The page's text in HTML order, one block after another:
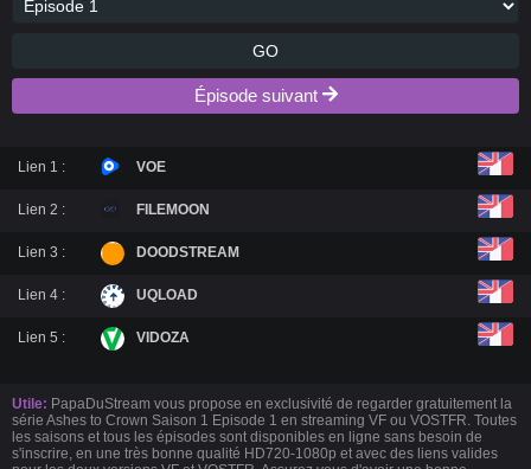
GO
Épisode suivant
Lien 1 : VOE
Lien 2 : FILEMOON
Lien 3 : DOODSTREAM
Lien 4 : UQLOAD
Lien 5 : VIDOZA
Utile: PapaDuStream vous propose en exclusivité de regarder gratuitement la
série Ashes to Crown Saison 1 Episode 1 en streaming VF ou VOSTFR. Toutes
les saisons et tous les épisodes sont disponibles en ligne sans besoin de
s'inscrire, en une très bonne qualité HD720-1080p et avec des liens valides